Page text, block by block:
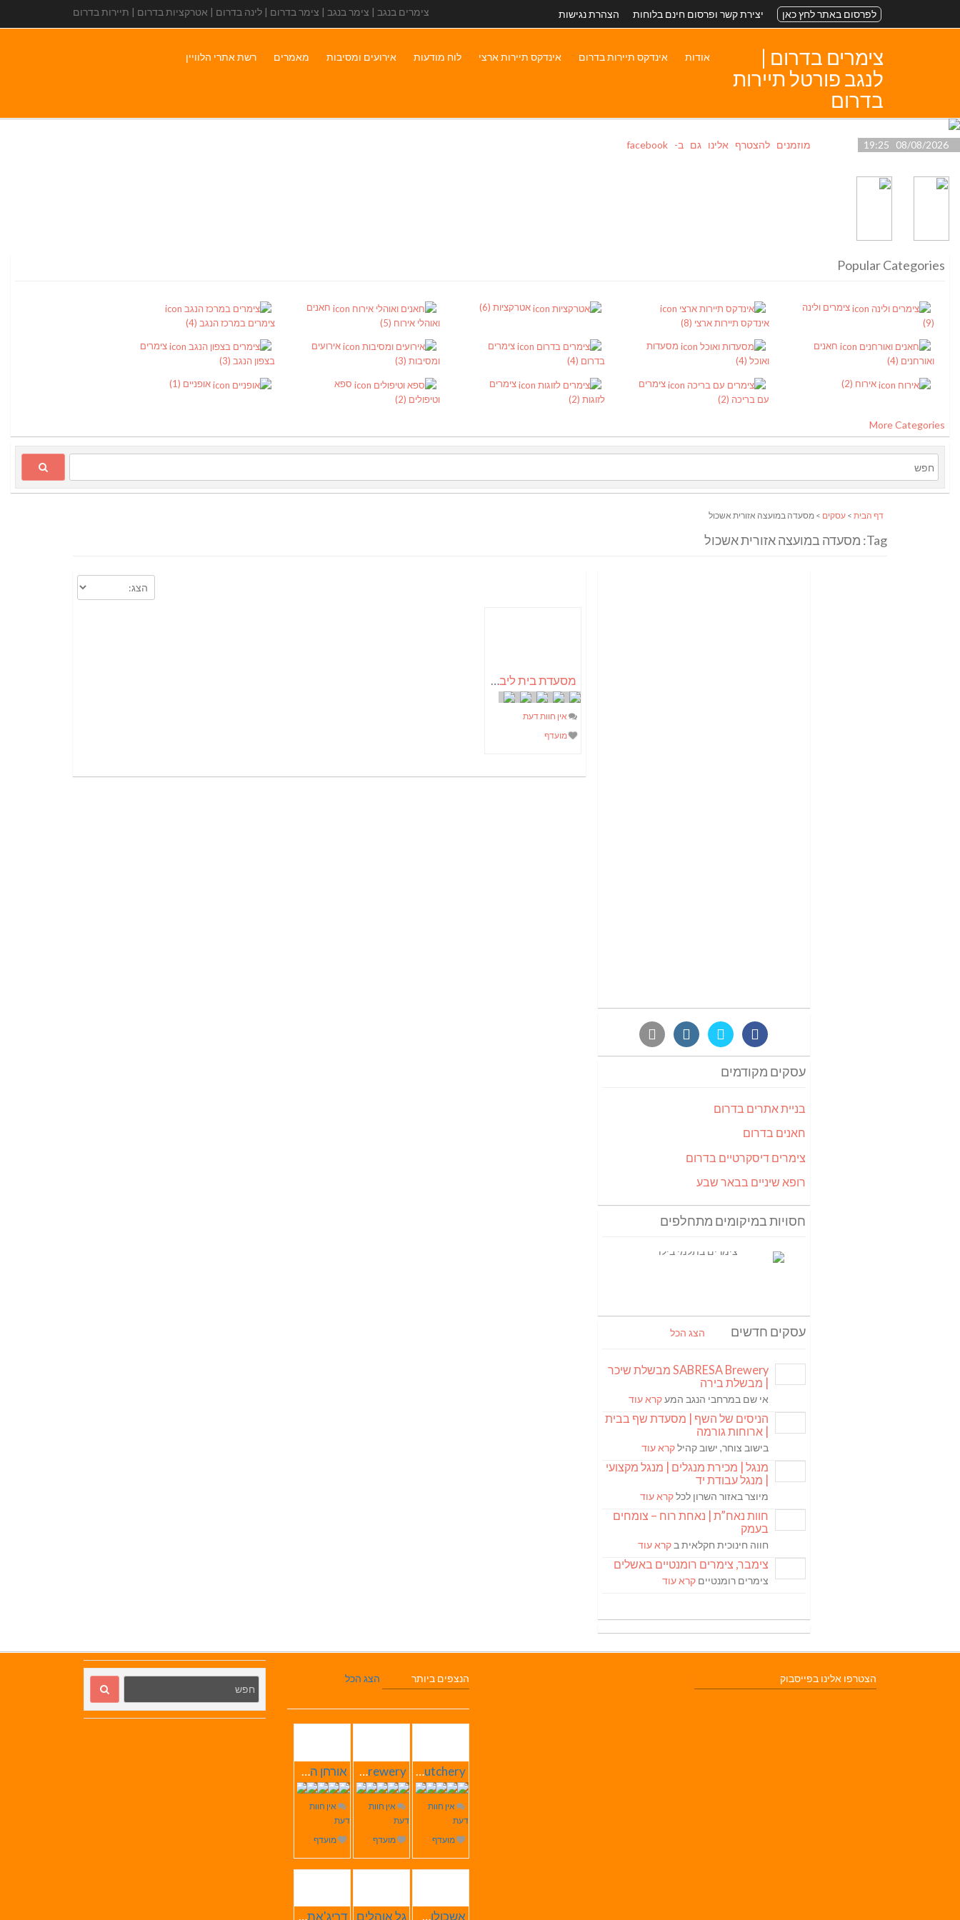
צימרים בנגב | צימר בנגב | צימר בדרום | לינה בדרום | אטרקציות בדרום | תיירות בדרום לפרסום באתר לחץ כאן יצירת קשר ופרסום חינם בלוחות הצהרת נגישות
צימרים בדרום |
לנגב פורטל תיירות
בדרום
אודות אינדקס תיירות בדרום אינדקס תיירות ארצי לוח מודעות אירועים ומסיבות מאמרים רשת אתרי הלוויין
08/08/2026 19:25 מוזמנים להצטרף אלינו גם ב- facebook
Popular Categories
צימרים ולינה
(9)
אינדקס תיירות ארצי (8)
אטרקציות (6)
חאנים
ואוהלי אירוח (5) צימרים במרכז הנגב (4)
חאנים
ואורחנים (4)
מסעדות
ואוכל (4)
צימרים
בדרום (4)
אירועים
ומסיבות (3)
צימרים
בצפון הנגב (3)
אירוח (2)
צימרים
עם בריכה (2)
צימרים
לזוגות (2)
ספא
וטיפולים (2)
אופניים (1)
More Categories
דף הבית > עסקים > מסעדה במועצה אזורית אשכול
Tag: מסעדה במועצה אזורית אשכול
מסעדת בית ליבנה
אין חוות דעת
מועדף
עסקים מקודמים
בניית אתרים בדרום
חאנים בדרום
צימרים דיסקרטיים בדרום
רופא שיניים בבאר שבע
חסויות במיקומים מתחלפים
עסקים חדשים הצג הכל
SABRESA Brewery מבשלת שיכר
| מבשלת בירה
אי שם במרחבי הנגב המעקרא עוד
הניסים של השף | מסעדת שף בבית
| ארוחות גורמה
בישוב צוחר, ישוב קהילקרא עוד
מנגל | מכירת מנגלים | מנגל מקצועי
| מנגל עבודת יד
מיוצר באזור השרון לכלקרא עוד
חוות נאח”ת | נאחת רוח – צומחים
בעמק
חווה חינוכית חקלאית ב קרא עוד
צימבר, צימרים רומנטיים באשלים
צימרים רומנטיים קרא עוד
הנצפים ביותר הצג הכל
Butchery – בוצ'רי אחוזת הבשר
אין חוות
דעת
מועדף
SABRESA Brewery מבשלת שיכר | מבשלת בירה
אין חוות
דעת
מועדף
אורחן המעיין
אין חוות
דעת
מועדף
אשכולות הוליסטי Care גל אוהלים דריג'את המערה שבהר
הצטרפו אלינו בפייסבוק